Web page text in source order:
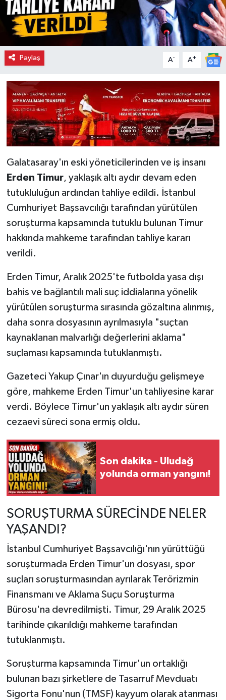
Paylaş A- A+
Galatasaray'ın eski yöneticilerinden ve iş insanı
Erden Timur, yaklaşık altı aydır devam eden
tutukluluğun ardından tahliye edildi. İstanbul
Cumhuriyet Başsavcılığı tarafından yürütülen
soruşturma kapsamında tutuklu bulunan Timur
hakkında mahkeme tarafından tahliye kararı
verildi.
Erden Timur, Aralık 2025'te futbolda yasa dışı
bahis ve bağlantılı mali suç iddialarına yönelik
yürütülen soruşturma sırasında gözaltına alınmış,
daha sonra dosyasının ayrılmasıyla "suçtan
kaynaklanan malvarlığı değerlerini aklama"
suçlaması kapsamında tutuklanmıştı.
Gazeteci Yakup Çınar'ın duyurduğu gelişmeye
göre, mahkeme Erden Timur'un tahliyesine karar
verdi. Böylece Timur'un yaklaşık altı aydır süren
cezaevi süreci sona ermiş oldu.
Son dakika - Uludağ
yolunda orman yangını!
SORUŞTURMA SÜRECİNDE NELER
YAŞANDI?
İstanbul Cumhuriyet Başsavcılığı'nın yürüttüğü
soruşturmada Erden Timur'un dosyası, spor
suçları soruşturmasından ayrılarak Terörizmin
Finansmanı ve Aklama Suçu Soruşturma
Bürosu'na devredilmişti. Timur, 29 Aralık 2025
tarihinde çıkarıldığı mahkeme tarafından
tutuklanmıştı.
Soruşturma kapsamında Timur'un ortaklığı
bulunan bazı şirketlere de Tasarruf Mevduatı
Sigorta Fonu'nun (TMSF) kayyum olarak atanması